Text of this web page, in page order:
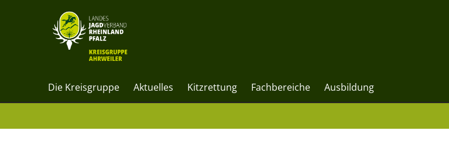
Die Kreisgruppe Aktuelles Kitzrettung Fachbereiche Ausbildung